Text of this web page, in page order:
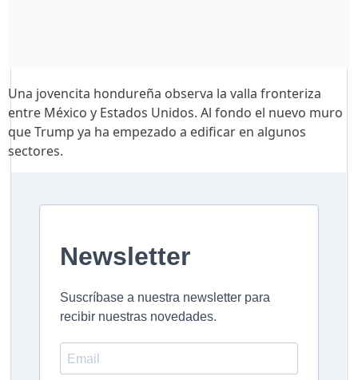
Una jovencita hondureña observa la valla fronteriza
entre México y Estados Unidos. Al fondo el nuevo muro
que Trump ya ha empezado a edificar en algunos
sectores.